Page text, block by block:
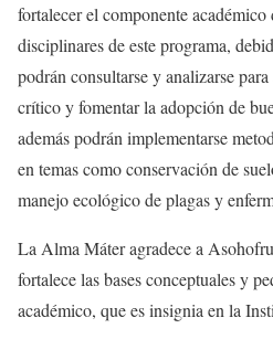
fortalecer el componente académico
disciplinares de este programa,
podrán consultarse y analizarse
crítico y fomentar la adopción de
además podrán implementarse
en temas como conservación de
manejo ecológico de plagas y
La Alma Máter agradece a
fortalece las bases conceptuales y
académico, que es insignia en la